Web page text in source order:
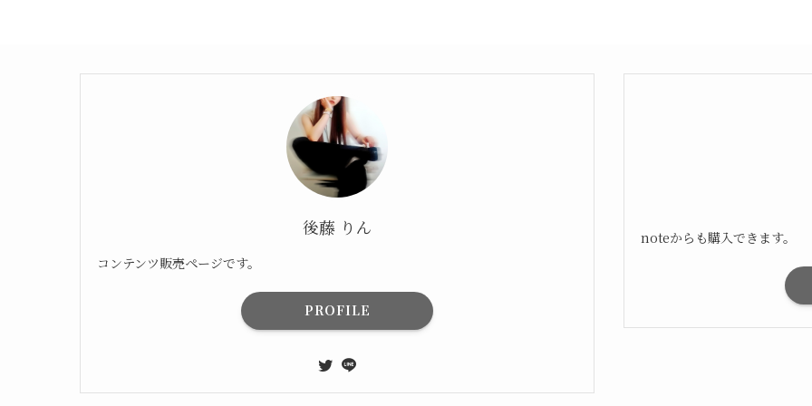
後藤 りん
コンテンツ販売ページです。
PROFILE
noteからも購入できます。